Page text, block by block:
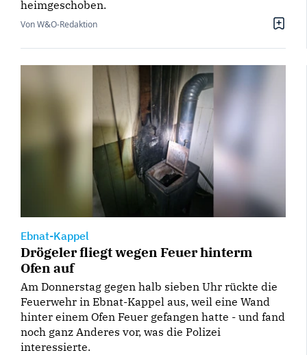
heimgeschoben.
Von W&O-Redaktion
Ebnat-Kappel
Drögeler fliegt wegen Feuer hinterm
Ofen auf
Am Donnerstag gegen halb sieben Uhr rückte die
Feuerwehr in Ebnat-Kappel aus, weil eine Wand
hinter einem Ofen Feuer gefangen hatte - und fand
noch ganz Anderes vor, was die Polizei
interessierte.